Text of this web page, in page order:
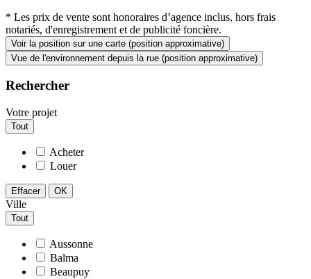
* Les prix de vente sont honoraires d’agence inclus, hors frais
notariés, d'enregistrement et de publicité foncière.
Voir la position sur une carte (position approximative)
Vue de l'environnement depuis la rue (position approximative)
Rechercher
Votre projet
Tout
Acheter
Louer
Effacer OK
Ville
Tout
Aussonne
Balma
Beaupuy